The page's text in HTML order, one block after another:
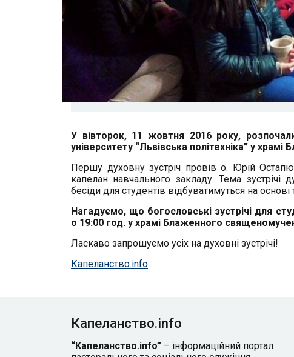
У вівторок, 11 жовтня 2016 року,
університету “Львівська політехніка” у
Першу духовну зустріч провів о. Юрій
капелан навчального закладу. Тема зустрічі
бесіди для студентів відбуватимуться на
Нагадуємо, що богословські зустрічі для
о 19:00 год. у храмі Блаженного
Ласкаво запрошуємо усіх на духовні зустрічі!
Капеланство.info
Капеланство.info
“Капеланство.info” – інформаційний портал